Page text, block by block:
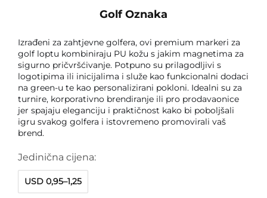
Golf Oznaka
Izrađeni za zahtjevne golfera, ovi premium markeri za
golf loptu kombiniraju PU kožu s jakim magnetima za
sigurno pričvršćivanje. Potpuno su prilagodljivi s
logotipima ili inicijalima i služe kao funkcionalni dodaci
na green-u te kao personalizirani pokloni. Idealni su za
turnire, korporativno brendiranje ili pro prodavaonice
jer spajaju eleganciju i praktičnost kako bi poboljšali
igru svakog golfera i istovremeno promovirali vaš
brend.
Jedinična cijena:
USD 0,95–1,25